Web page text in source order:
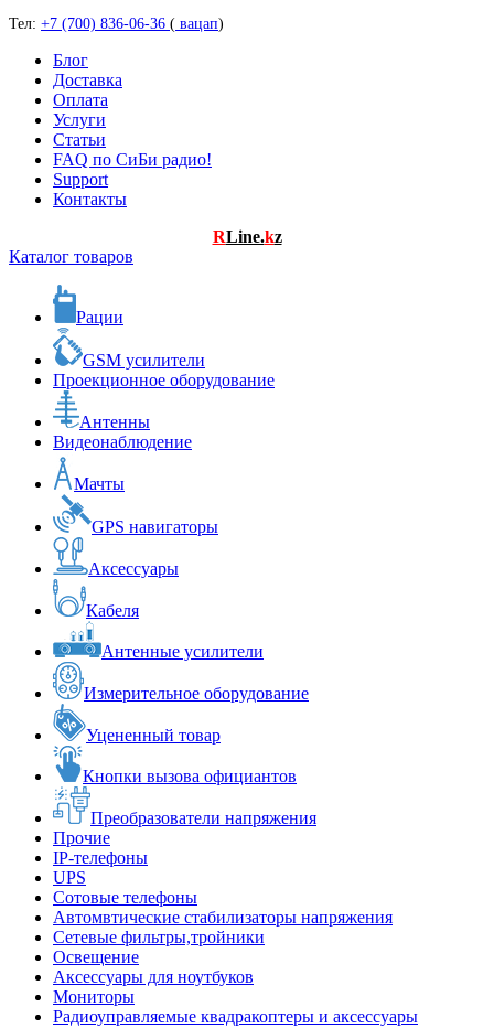
Тел: +7 (700) 836-06-36 ( вацап)
Блог
Доставка
Оплата
Услуги
Статьи
FAQ по СиБи радио!
Support
Контакты
RLine.kz
Каталог товаров
Рации
GSM усилители
Проекционное оборудование
Антенны
Видеонаблюдение
Мачты
GPS навигаторы
Аксессуары
Кабеля
Антенные усилители
Измерительное оборудование
Уцененный товар
Кнопки вызова официантов
Преобразователи напряжения
Прочие
IP-телефоны
UPS
Сотовые телефоны
Автомвтические стабилизаторы напряжения
Сетевые фильтры,тройники
Освещение
Аксессуары для ноутбуков
Мониторы
Радиоуправляемые квадракоптеры и аксессуары